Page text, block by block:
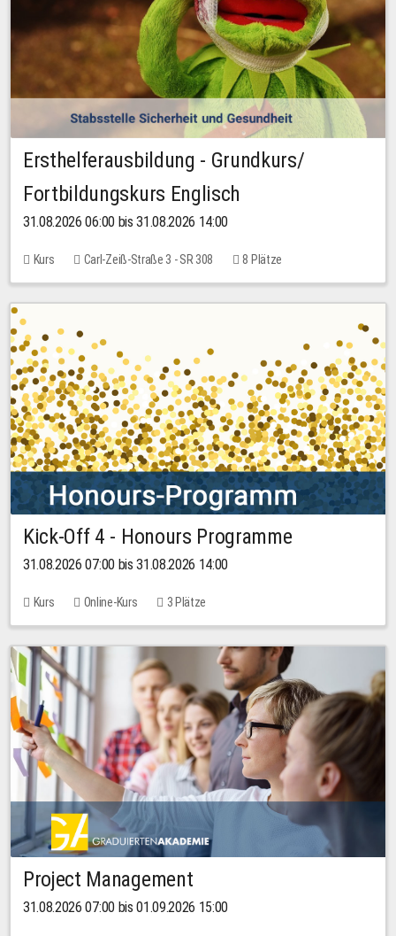
Ersthelferausbildung - Grundkurs/
Fortbildungskurs Englisch
31.08.2026 06:00 bis 31.08.2026 14:00
Kurs Carl-Zeiß-Straße 3 - SR 308 8 Plätze
Kick-Off 4 - Honours Programme
31.08.2026 07:00 bis 31.08.2026 14:00
Kurs Online-Kurs 3 Plätze
Project Management
31.08.2026 07:00 bis 01.09.2026 15:00